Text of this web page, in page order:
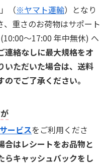
（※ヤマト運輸）となり
、重さのお荷物はサポート
(10:00～17:00 年中無休) へ
連絡なしに最大規格をオ
いただいた場合は、送料
でご了承ください。
ービスをご利用くださ
合はレシートをお品物と
らキャッシュバックをし